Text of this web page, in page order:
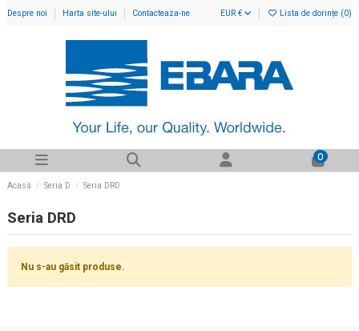
Despre noi Harta site-ului Contacteaza-ne EUR € Lista de dorințe (0)
0
Acasă Seria D Seria DRD
Seria DRD
Nu s-au găsit produse.